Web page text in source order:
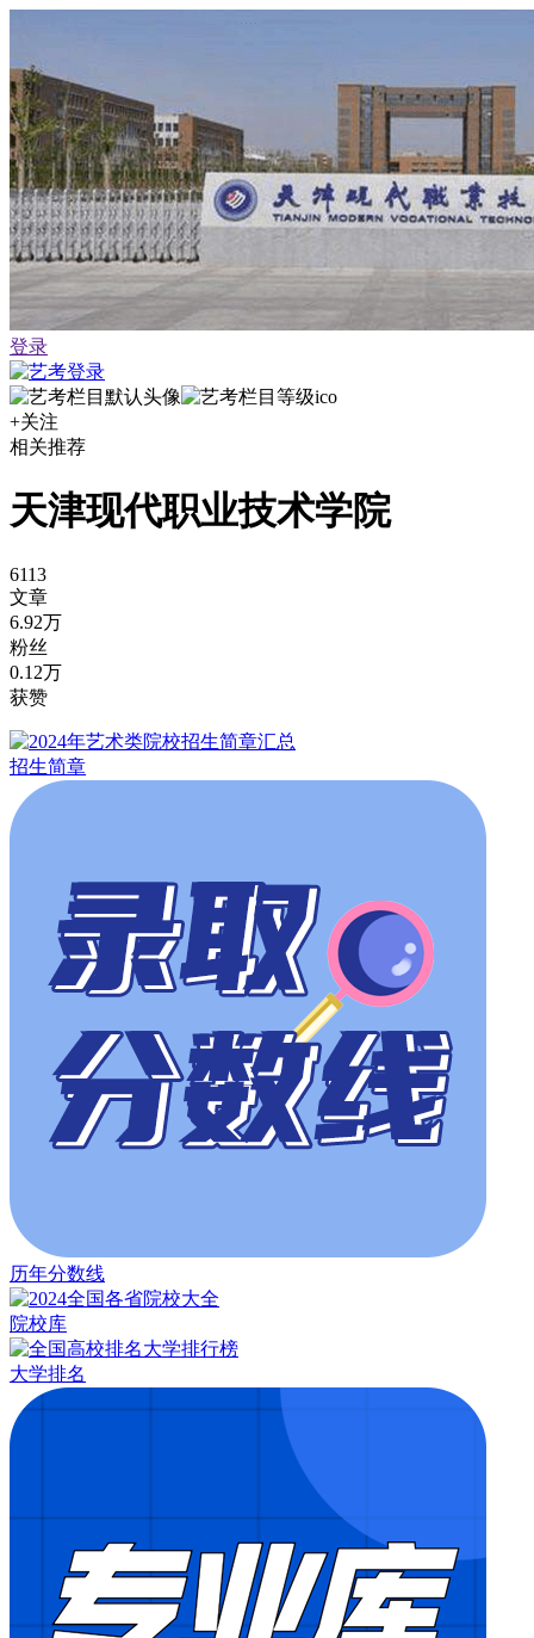
登录
+关注
相关推荐
天津现代职业技术学院
6113
文章
6.92万
粉丝
0.12万
获赞
招生简章
历年分数线
院校库
大学排名